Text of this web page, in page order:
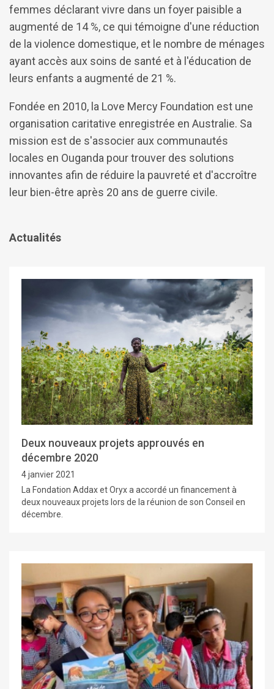
femmes déclarant vivre dans un foyer paisible a
augmenté de 14 %, ce qui témoigne d'une réduction
de la violence domestique, et le nombre de ménages
ayant accès aux soins de santé et à l'éducation de
leurs enfants a augmenté de 21 %.
Fondée en 2010, la Love Mercy Foundation est une
organisation caritative enregistrée en Australie. Sa
mission est de s'associer aux communautés
locales en Ouganda pour trouver des solutions
innovantes afin de réduire la pauvreté et d'accroître
leur bien-être après 20 ans de guerre civile.
Actualités
Deux nouveaux projets approuvés en
décembre 2020
4 janvier 2021
La Fondation Addax et Oryx a accordé un financement à
deux nouveaux projets lors de la réunion de son Conseil en
décembre.